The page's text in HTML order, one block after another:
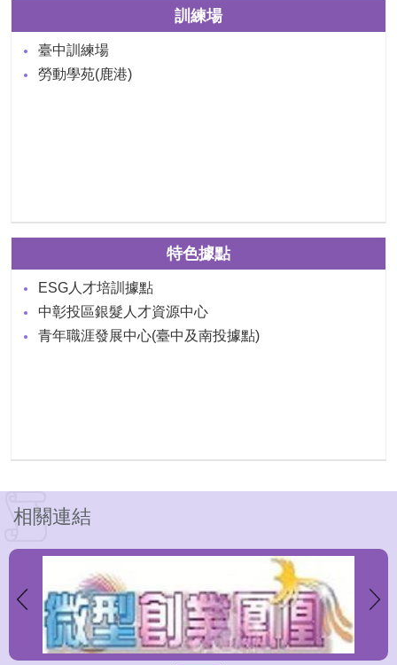
訓練場
臺中訓練場
勞動學苑(鹿港)
特色據點
ESG人才培訓據點
中彰投區銀髮人才資源中心
青年職涯發展中心(臺中及南投據點)
相關連結